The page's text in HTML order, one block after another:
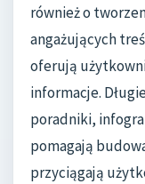
również o
angażujących
oferują
informacje.
poradniki,
pomagają
przyciągają